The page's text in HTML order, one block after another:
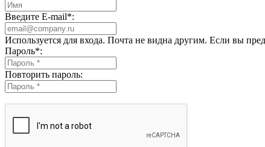
Введите E-mail*:
Используется для входа. Почта не видна другим. Если вы
Пароль*:
Повторить пароль: